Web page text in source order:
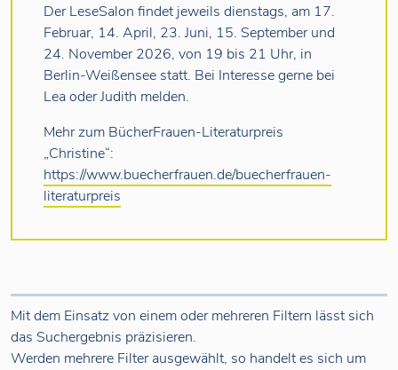
Der LeseSalon findet jeweils dienstags, am 17.
Februar, 14. April, 23. Juni, 15. September und
24. November 2026, von 19 bis 21 Uhr, in
Berlin-Weißensee statt. Bei Interesse gerne bei
Lea oder Judith melden.
Mehr zum BücherFrauen-Literaturpreis
„Christine“:
https://www.buecherfrauen.de/buecherfrauen-
literaturpreis
Mit dem Einsatz von einem oder mehreren Filtern lässt sich
das Suchergebnis präzisieren.
Werden mehrere Filter ausgewählt, so handelt es sich um